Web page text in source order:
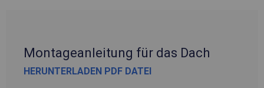
Montageanleitung für das Dach
HERUNTERLADEN PDF DATEI